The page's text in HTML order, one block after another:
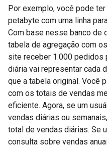
Por exemplo, você pode
petabyte com uma linha
Com base nesse banco de
tabela de agregação com
site receber 1.000 pedidos
diária vai representar cada
que a tabela original. Você
com os totais de vendas
eficiente. Agora, se um
vendas diárias ou
total de vendas diárias. Se
consulta sobre vendas